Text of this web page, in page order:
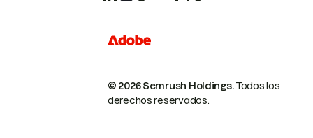
© 2026 Semrush Holdings.Todos los
derechos reservados.